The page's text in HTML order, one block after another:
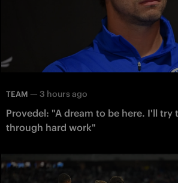
TEAM — 3 hours ago
Provedel: "A dream to be here. I'll try
through hard work"